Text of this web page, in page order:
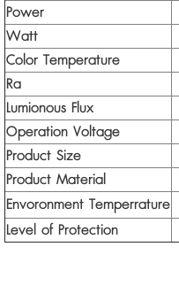
Power
Watt
Color Temperature
Ra
Lumionous Flux
Operation Voltage
Product Size
Product Material
Envoronment Temperrature
Level of Protection